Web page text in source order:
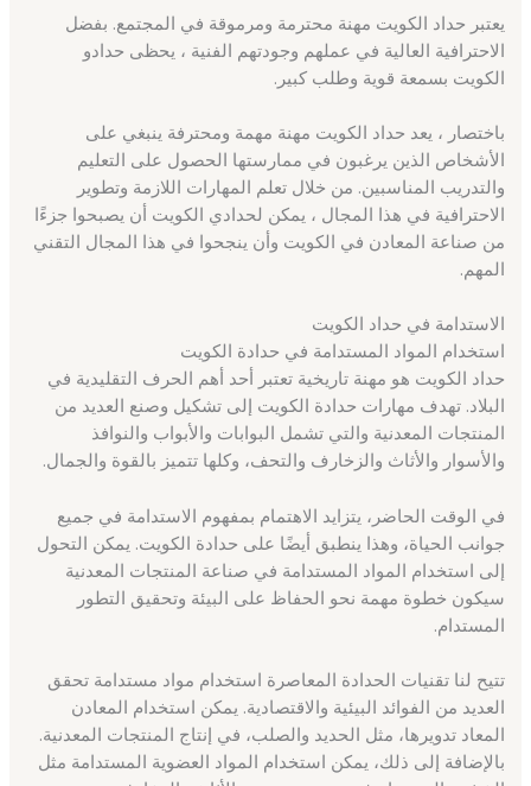
يعتبر حداد الكويت مهنة محترمة ومرموقة في المجتمع. بفضل
الاحترافية العالية في عملهم وجودتهم الفنية ، يحظى حدادو
الكويت بسمعة قوية وطلب كبير.
باختصار ، يعد حداد الكويت مهنة مهمة ومحترفة ينبغي على
الأشخاص الذين يرغبون في ممارستها الحصول على التعليم
والتدريب المناسبين. من خلال تعلم المهارات اللازمة وتطوير
الاحترافية في هذا المجال ، يمكن لحدادي الكويت أن يصبحوا جزءًا
من صناعة المعادن في الكويت وأن ينجحوا في هذا المجال التقني
المهم.
الاستدامة في حداد الكويت
استخدام المواد المستدامة في حدادة الكويت
حداد الكويت هو مهنة تاريخية تعتبر أحد أهم الحرف التقليدية في
البلاد. تهدف مهارات حدادة الكويت إلى تشكيل وصنع العديد من
المنتجات المعدنية والتي تشمل البوابات والأبواب والنوافذ
والأسوار والأثاث والزخارف والتحف، وكلها تتميز بالقوة والجمال.
في الوقت الحاضر، يتزايد الاهتمام بمفهوم الاستدامة في جميع
جوانب الحياة، وهذا ينطبق أيضًا على حدادة الكويت. يمكن التحول
إلى استخدام المواد المستدامة في صناعة المنتجات المعدنية
سيكون خطوة مهمة نحو الحفاظ على البيئة وتحقيق التطور
المستدام.
تتيح لنا تقنيات الحدادة المعاصرة استخدام مواد مستدامة تحقق
العديد من الفوائد البيئية والاقتصادية. يمكن استخدام المعادن
المعاد تدويرها، مثل الحديد والصلب، في إنتاج المنتجات المعدنية.
بالإضافة إلى ذلك، يمكن استخدام المواد العضوية المستدامة مثل